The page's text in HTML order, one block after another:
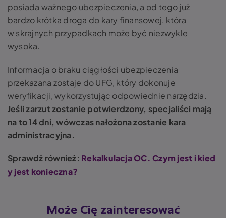
posiada ważnego ubezpieczenia, a od tego już
bardzo krótka droga do kary finansowej, która
w skrajnych przypadkach może być niezwykle
wysoka.
Informacja o braku ciągłości ubezpieczenia
przekazana zostaje do UFG, który dokonuje
weryfikacji, wykorzystując odpowiednie narzędzia.
Jeśli zarzut zostanie potwierdzony, specjaliści mają
na to 14 dni, wówczas nałożona zostanie kara
administracyjna.
Sprawdź również: Rekalkulacja OC. Czym jest i kied
y jest konieczna?
Może Cię zainteresować